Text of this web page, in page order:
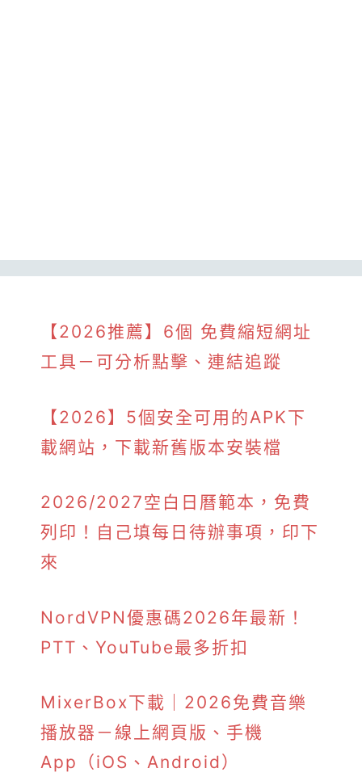
【2026推薦】6個 免費縮短網址
工具－可分析點擊、連結追蹤
【2026】5個安全可用的APK下
載網站，下載新舊版本安裝檔
2026/2027空白日曆範本，免費
列印！自己填每日待辦事項，印下
來
NordVPN優惠碼2026年最新！
PTT、YouTube最多折扣
MixerBox下載｜2026免費音樂
播放器－線上網頁版、手機
App（iOS、Android）